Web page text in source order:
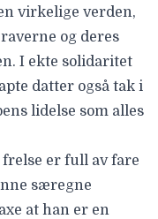
virkelige verden,
og deres
I ekte solidaritet
datter også tak i
lidelse som alles
er full av fare
særegne
at han er en